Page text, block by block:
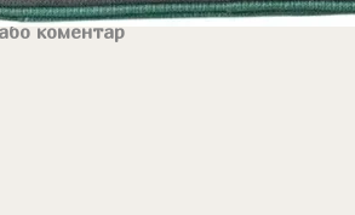
коментар